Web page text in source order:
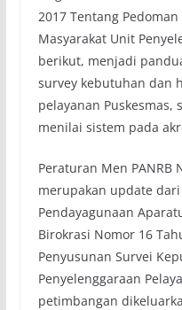
2017 Tentang
Masyarakat Unit
berikut, menjadi
survey kebutuhan dan
pelayanan Puskesmas,
menilai sistem pada
Peraturan Men PANRB
merupakan update
Pendayagunaan
Birokrasi Nomor 16
Penyusunan Survei
Penyelenggaraan
petimbangan